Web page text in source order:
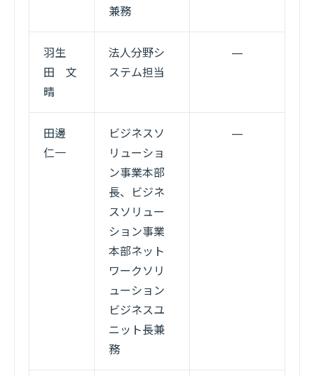
兼務
羽生
田 文
晴
法人分野シ
ステム担当
—
田邊
仁一
ビジネスソ
リューショ
ン事業本部
長、ビジネ
スソリュー
ション事業
本部ネット
ワークソリ
ューション
ビジネスユ
ニット長兼
務
—